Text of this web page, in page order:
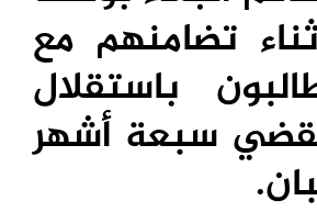
تضامنهم مع
باستقلال
سبعة أشهر